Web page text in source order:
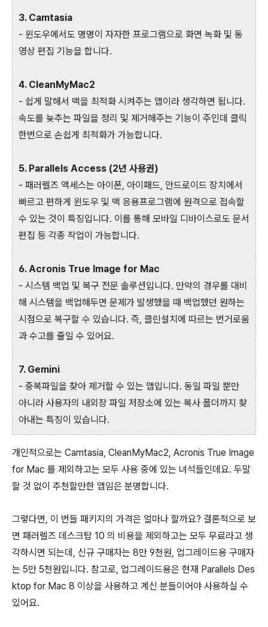
3. Camtasia
- 윈도우에서도 명명이 자자한 프로그램으로 화면 녹화 및 동
영상 편집 기능을 합니다.
4. CleanMyMac2
- 쉽게 말해서 맥을 최적화 시켜주는 앱이라 생각하면 됩니다.
속도를 늦추는 파일을 정리 및 제거해주는 기능이 주인데 클릭
한번으로 손쉽게 최적화가 가능합니다.
5. Parallels Access (2년 사용권)
- 패러렐즈 액세스는 아이폰, 아이패드, 안드로이드 장치에서
빠르고 편하게 윈도우 및 맥 응용프로그램에 원격으로 접속할
수 있는 것이 특징입니다. 이를 통해 모바일 디바이스로도 문서
편집 등 각종 작업이 가능합니다.
6. Acronis True Image for Mac
- 시스템 백업 및 복구 전문 솔루션입니다. 만약의 경우를 대비
해 시스템을 백업해두면 문제가 발생했을 때 백업했던 원하는
시점으로 복구할 수 있습니다. 즉, 클린설치에 따르는 번거로움
과 수고를 줄일 수 있어요.
7. Gemini
- 중복파일을 찾아 제거할 수 있는 앱입니다. 동일 파일 뿐만
아니라 사용자의 내외장 파일 저장소에 있는 복사 폴더까지 찾
아내는 특징이 있습니다.
개인적으로는 Camtasia, CleanMyMac2, Acronis True Image
for Mac 를 제외하고는 모두 사용 중에 있는 녀석들인데요. 두말
할 것 없이 추천할만한 앱임은 분명합니다.
그렇다면, 이 번들 패키지의 가격은 얼마나 할까요? 결론적으로 보
면 패러렐즈 데스크탑 10 의 비용을 제외하고는 모두 무료라고 생
각하시면 되는데, 신규 구매자는 8만 9천원, 업그레이드용 구매자
는 5만 5천원입니다. 참고로, 업그레이드용은 현재 Parallels Des
ktop for Mac 8 이상을 사용하고 계신 분들이어야 사용하실 수
있어요.